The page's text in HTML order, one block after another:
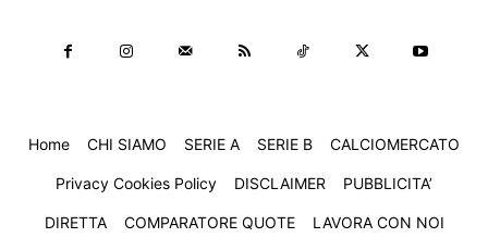
Home CHI SIAMO SERIE A SERIE B CALCIOMERCATO
Privacy Cookies Policy DISCLAIMER PUBBLICITA’
DIRETTA COMPARATORE QUOTE LAVORA CON NOI